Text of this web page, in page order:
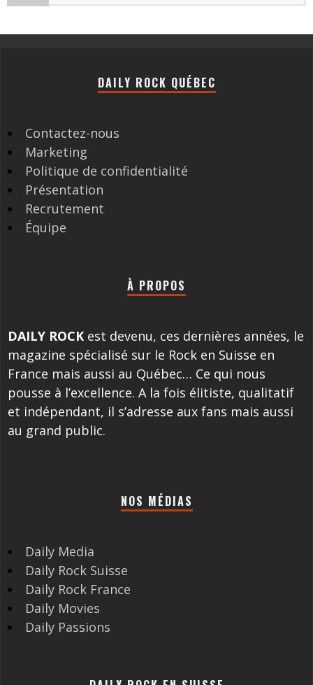
DAILY ROCK QUÉBEC
Contactez-nous
Marketing
Politique de confidentialité
Présentation
Recrutement
Équipe
À PROPOS
DAILY ROCK est devenu, ces dernières années, le
magazine spécialisé sur le Rock en Suisse en
France mais aussi au Québec… Ce qui nous
pousse à l’excellence. A la fois élitiste, qualitatif
et indépendant, il s’adresse aux fans mais aussi
au grand public.
NOS MÉDIAS
Daily Media
Daily Rock Suisse
Daily Rock France
Daily Movies
Daily Passions